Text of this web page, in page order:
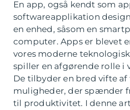
En app, også kendt som
softwareapplikation
en enhed, såsom en
computer. Apps er blevet
vores moderne
spiller en afgørende rolle i
De tilbyder en bred vifte
muligheder, der spænder
til produktivitet. I denne